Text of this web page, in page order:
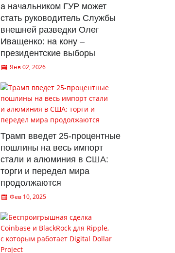
а начальником ГУР может
стать руководитель Службы
внешней разведки Олег
Иващенко: на кону –
президентские выборы
Янв 02, 2026
Трамп введет 25-процентные
пошлины на весь импорт
стали и алюминия в США:
торги и передел мира
продолжаются
Фев 10, 2025